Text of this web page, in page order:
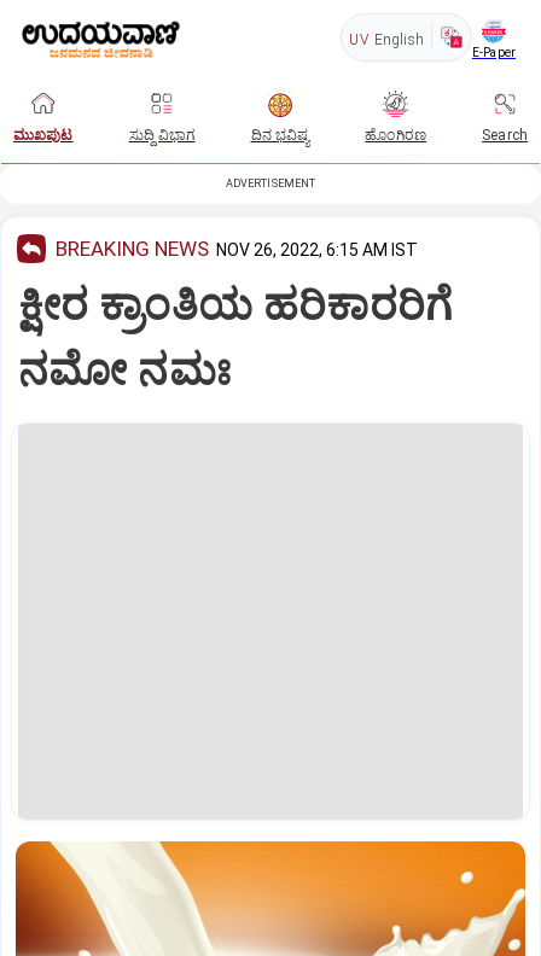
UV English
E-Paper
ಮುಖಪುಟ ಸುದ್ದಿ ವಿಭಾಗ ದಿನ ಭವಿಷ್ಯ ಹೊಂಗಿರಣ Search
ADVERTISEMENT
BREAKING NEWS NOV 26, 2022, 6:15 AM IST
ಕ್ಷೀರ ಕ್ರಾಂತಿಯ ಹರಿಕಾರರಿಗೆ
ನಮೋ ನಮಃ